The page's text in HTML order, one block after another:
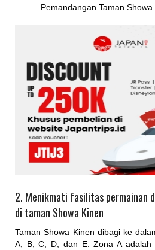
Pemandangan Taman Showa
2. Menikmati fasilitas permainan
di taman Showa Kinen
Taman Showa Kinen dibagi ke
A, B, C, D, dan E. Zona A adalah